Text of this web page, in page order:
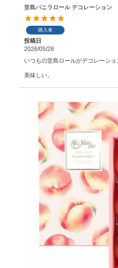
堂島バニラロール デコレーション
購入者
投稿日
2026/05/28
いつもの堂島ロールがデコレーシ
美味しい。